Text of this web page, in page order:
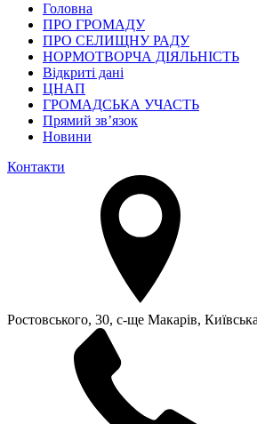
Головна
ПРО ГРОМАДУ
ПРО СЕЛИЩНУ РАДУ
НОРМОТВОРЧА ДІЯЛЬНІСТЬ
Відкриті дані
ЦНАП
ГРОМАДСЬКА УЧАСТЬ
Прямий зв’язок
Новини
Контакти
Ростовського, 30, с-ще Макарів,